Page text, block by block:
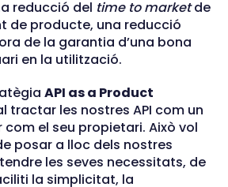
reducció del time to marketde
de producte, una reducció
de la garantia d’una bona
en la utilització.
API as a Product
tractar les nostres API com un
el seu propietari. Això vol
posar a lloc dels nostres
les seves necessitats, de
la simplicitat, la